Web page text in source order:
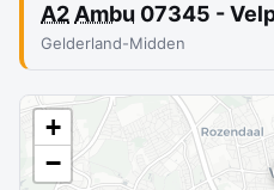
A2 Ambu 07345 -
Gelderland-Midden
+
−